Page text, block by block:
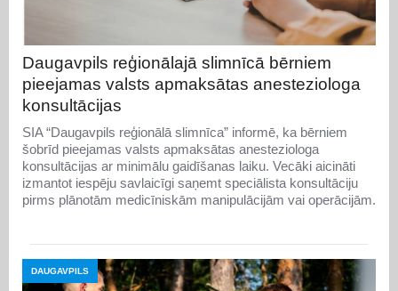
Daugavpils reģionālajā slimnīcā bērniem
pieejamas valsts apmaksātas anesteziologa
konsultācijas
SIA “Daugavpils reģionālā slimnīca” informē, ka bērniem
šobrīd pieejamas valsts apmaksātas anesteziologa
konsultācijas ar minimālu gaidīšanas laiku. Vecāki aicināti
izmantot iespēju savlaicīgi saņemt speciālista konsultāciju
pirms plānotām medicīniskām manipulācijām vai operācijām.
DAUGAVPILS